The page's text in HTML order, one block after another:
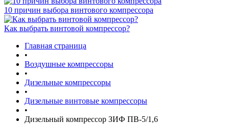
10 причин выбора винтового компрессора
Как выбрать винтовой компрессор?
Главная страница
•
Воздушные компрессоры
•
Дизельные компрессоры
•
Дизельные винтовые компрессоры
•
Дизельный компрессор ЗИФ ПВ-5/1,6